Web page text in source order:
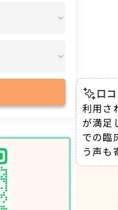
口
利用さ
が満足
での臨
う声も